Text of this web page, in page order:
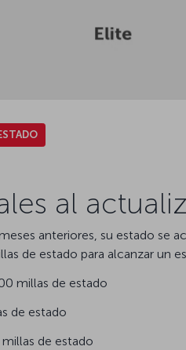
al
anteriores, su estado se
de estado para alcanzar un
millas de estado
de estado
de estado